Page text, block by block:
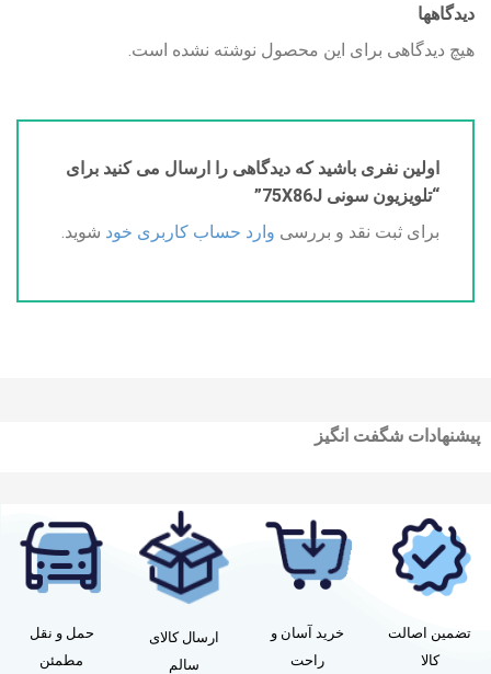
دیدگاهها
هیچ دیدگاهی برای این محصول نوشته نشده است.
اولین نفری باشید که دیدگاهی را ارسال می کنید برای
“تلویزیون سونی 75X86J”
برای ثبت نقد و بررسی وارد حساب کاربری خود شوید.
پیشنهادات شگفت انگیز
تضمین اصالت
کالا
خرید آسان و
راحت
ارسال کالای
سالم
حمل و نقل
مطمئن